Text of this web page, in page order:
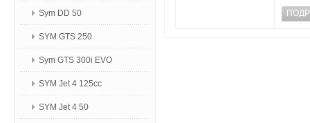
Sym DD 50
SYM GTS 250
Sym GTS 300i EVO
SYM Jet 4 125сс
SYM Jet 4 50